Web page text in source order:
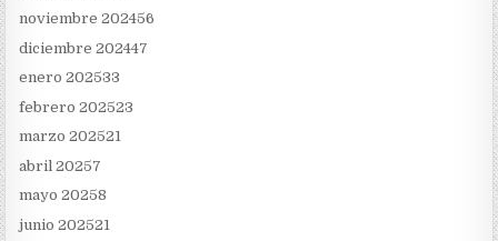
noviembre 202456
diciembre 202447
enero 202533
febrero 202523
marzo 202521
abril 20257
mayo 20258
junio 202521